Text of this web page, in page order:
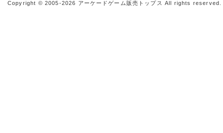
Copyright © 2005-2026 アーケードゲーム販売トップス All rights reserved.